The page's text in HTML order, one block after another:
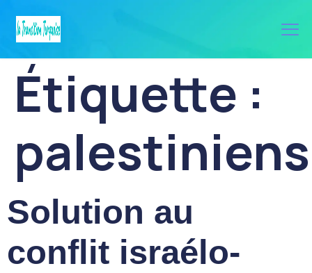
Étiquette :
palestiniens
Solution au
conflit israélo-